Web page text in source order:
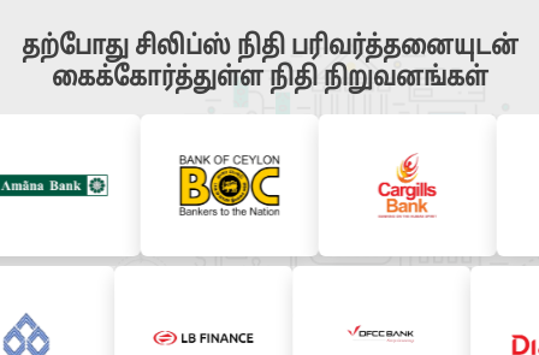
தற்போது சிலிப்ஸ் நிதி பரிவர்த்தனையுடன்
கைக்கோர்த்துள்ள நிதி நிறுவனங்கள்